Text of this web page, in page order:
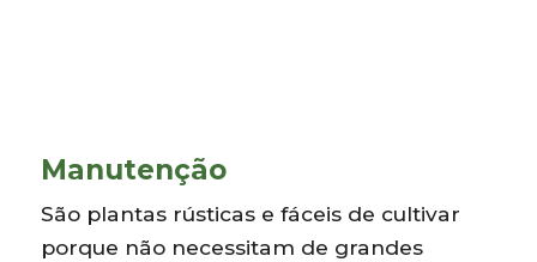
Manutenção
São plantas rústicas e fáceis de cultivar
porque não necessitam de grandes